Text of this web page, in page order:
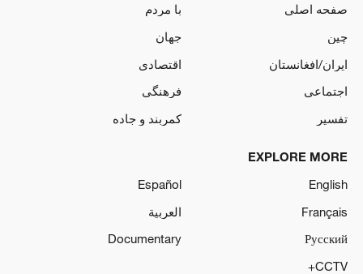
صفحه اصلی
با مردم
چین
جهان
ایران/افغانستان
اقتصادی
اجتماعی
فرهنگی
تفسیر
کمربند و جاده
EXPLORE MORE
English
Español
Français
العربية
Русский
Documentary
CCTV+